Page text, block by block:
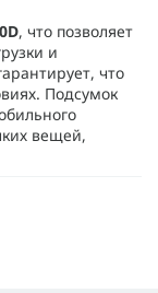
, что позволяет
и
что
Подсумок
вещей,
нужно)